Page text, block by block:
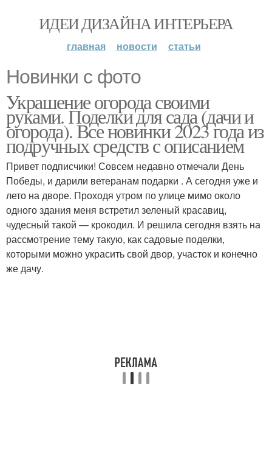
ИДЕИ ДИЗАЙНА ИНТЕРЬЕРА
главная новости статьи
Новинки с фото
Украшение огорода своими
руками. Поделки для сада (дачи и
огорода). Все новинки 2023 года из
подручных средств с описанием
Привет подписчики! Совсем недавно отмечали День
Победы, и дарили ветеранам подарки . А сегодня уже и
лето на дворе. Проходя утром по улице мимо около
одного здания меня встретил зеленый красавиц,
чудесный такой — крокодил. И решила сегодня взять на
рассмотрение тему такую, как садовые поделки,
которыми можно украсить свой двор, участок и конечно
же дачу.